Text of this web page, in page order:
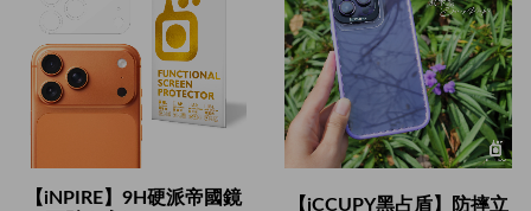
【iNPIRE】9H硬派帝國鏡
【iCCUPY黑占盾】防摔立